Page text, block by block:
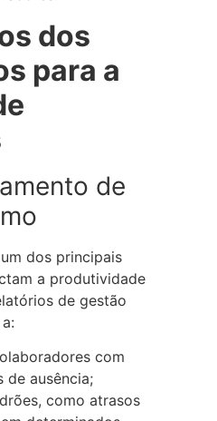
dos
para a
de
dos principais
a produtividade
de gestão
com
de ausência;
como atrasos